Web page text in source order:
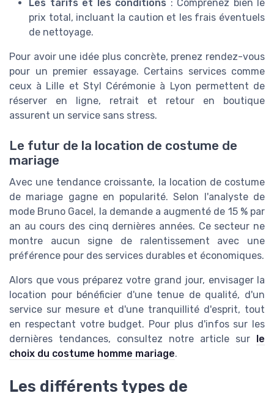
Les tarifs et les conditions : Comprenez bien le
prix total, incluant la caution et les frais éventuels
de nettoyage.
Pour avoir une idée plus concrète, prenez rendez-vous
pour un premier essayage. Certains services comme
ceux à Lille et Styl Cérémonie à Lyon permettent de
réserver en ligne, retrait et retour en boutique
assurent un service sans stress.
Le futur de la location de costume de
mariage
Avec une tendance croissante, la location de costume
de mariage gagne en popularité. Selon l'analyste de
mode Bruno Gacel, la demande a augmenté de 15 % par
an au cours des cinq dernières années. Ce secteur ne
montre aucun signe de ralentissement avec une
préférence pour des services durables et économiques.
Alors que vous préparez votre grand jour, envisager la
location pour bénéficier d'une tenue de qualité, d'un
service sur mesure et d'une tranquillité d'esprit, tout
en respectant votre budget. Pour plus d'infos sur les
dernières tendances, consultez notre article sur le
choix du costume homme mariage.
Les différents types de